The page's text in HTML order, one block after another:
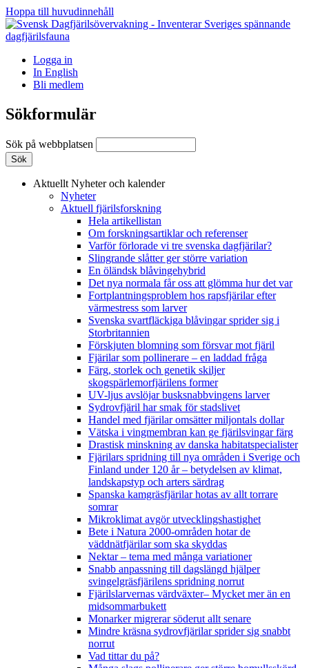
Hoppa till huvudinnehåll
Logga in
In English
Bli medlem
Sökformulär
Sök på webbplatsen
Aktuellt Nyheter och kalender
Nyheter
Aktuell fjärilsforskning
Hela artikellistan
Om forskningsartiklar och referenser
Varför förlorade vi tre svenska dagfjärilar?
Slingrande slåtter ger större variation
En öländsk blåvingehybrid
Det nya normala får oss att glömma hur det var
Fortplantningsproblem hos rapsfjärilar efter
värmestress som larver
Svenska svartfläckiga blåvingar sprider sig i
Storbritannien
Förskjuten blomning som försvar mot fjäril
Fjärilar som pollinerare – en laddad fråga
Färg, storlek och genetik skiljer
skogspärlemorfjärilens former
UV-ljus avslöjar busksnabbvingens larver
Sydrovfjäril har smak för stadslivet
Handel med fjärilar omsätter miljontals dollar
Vätska i vingmembran kan ge fjärilsvingar färg
Drastisk minskning av danska habitatspecialister
Fjärilars spridning till nya områden i Sverige och
Finland under 120 år– betydelsen av klimat,
landskapstyp och arters särdrag
Spanska kamgräsfjärilar hotas av allt torrare
somrar
Mikroklimat avgör utvecklingshastighet
Bete i Natura 2000-områden hotar de
väddnätfjärilar som ska skyddas
Nektar – tema med många variationer
Snabb anpassning till dagslängd hjälper
svingelgräsfjärilens spridning norrut
Fjärilslarvernas värdväxter– Mycket mer än en
midsommarbukett
Monarker migrerar söderut allt senare
Mindre kräsna sydrovfjärilar sprider sig snabbt
norrut
Vad tittar du på?